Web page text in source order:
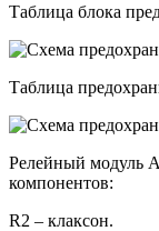
Таблица блока
Таблица
Релейный модуль
компонентов:
R2 – клаксон.